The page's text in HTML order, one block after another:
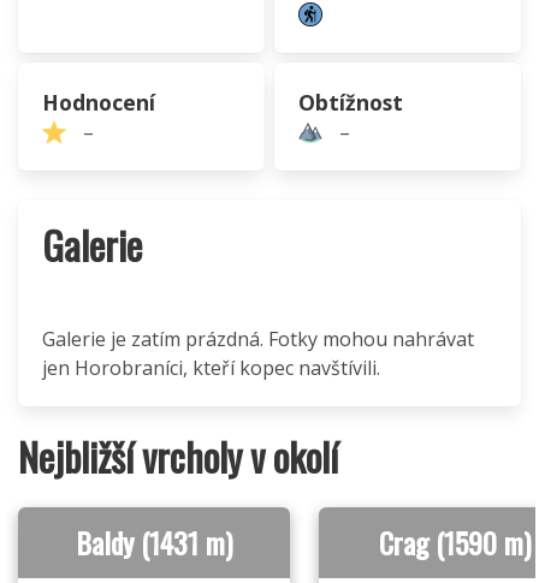
Hodnocení
–
Obtížnost
–
Galerie
Galerie je zatím prázdná. Fotky mohou nahrávat
jen Horobraníci, kteří kopec navštívili.
Nejbližší vrcholy v okolí
Baldy (1431 m) Crag (1590 m)